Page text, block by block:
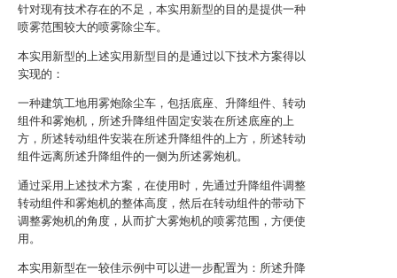
针对现有技术存在的不足，本实用新型的目的是提供一种
喷雾范围较大的喷雾除尘车。
本实用新型的上述实用新型目的是通过以下技术方案得以
实现的：
一种建筑工地用雾炮除尘车，包括底座、升降组件、转动
组件和雾炮机，所述升降组件固定安装在所述底座的上
方，所述转动组件安装在所述升降组件的上方，所述转动
组件远离所述升降组件的一侧为所述雾炮机。
通过采用上述技术方案，在使用时，先通过升降组件调整
转动组件和雾炮机的整体高度，然后在转动组件的带动下
调整雾炮机的角度，从而扩大雾炮机的喷雾范围，方便使
用。
本实用新型在一较佳示例中可以进一步配置为：所述升降